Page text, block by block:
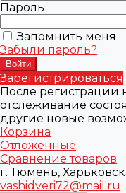
Пароль
Запомнить меня
Забыли пароль?
Зарегистрироваться
После регистрации
отслеживание
другие новые
Корзина
Отложенные
Сравнение товаров
г. Тюмень,
vashidveri72@mail.ru